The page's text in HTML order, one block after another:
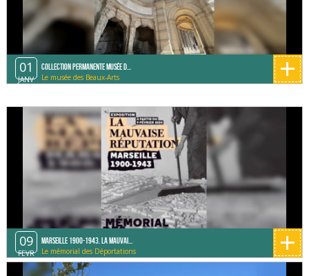
01
JANV
Collection permanente Musée d...
Le musée des Beaux-Arts +
09
FEVR
Marseille 1900-1943. La mauvai...
Le mémorial des Déportations +